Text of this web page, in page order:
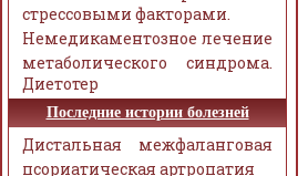
стрессовыми факторами.
Немедикаментозное лечение
метаболического синдрома.
Диетотер
Последние истории болезней
Дистальная межфаланговая
псориатическая артропатия